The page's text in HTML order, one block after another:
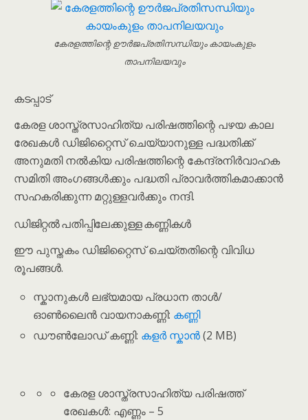
കേരളത്തിന്റെ ഊർജപ്രതിസന്ധിയും കായം‌കുളം
താപനിലയവും
കടപ്പാട്
കേരള ശാസ്ത്രസാഹിത്യ പരിഷത്തിന്റെ പഴയ കാല
രേഖകൾ ഡിജിറ്റൈസ് ചെയ്യാനുള്ള പദ്ധതിക്ക്
അനുമതി നൽകിയ പരിഷത്തിന്റെ കേന്ദ്രനിര്‍വാഹക
സമിതി അംഗങ്ങൾക്കും പദ്ധതി പ്രാവർത്തികമാക്കാൻ
സഹകരിക്കുന്ന മറ്റുള്ളവർക്കും നന്ദി.
ഡിജിറ്റൽ പതിപ്പിലേക്കുള്ള കണ്ണികൾ
ഈ പുസ്തകം ഡിജിറ്റൈസ് ചെയ്തതിന്റെ വിവിധ
രൂപങ്ങൾ.
സ്കാനുകൾ ലഭ്യമായ പ്രധാന താൾ/
ഓൺലൈൻ വായനാകണ്ണി: കണ്ണി
ഡൗൺലോഡ് കണ്ണി: കളർ സ്കാൻ(2 MB)
കേരള ശാസ്ത്രസാഹിത്യ പരിഷത്ത്
രേഖകൾ: എണ്ണം – 5